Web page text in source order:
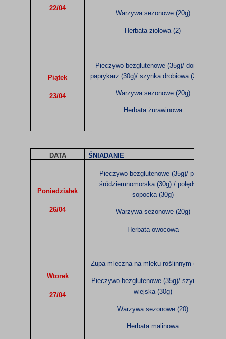
22/04
Warzywa sezonowe (20g)
Herbata ziołowa (2)
Piątek
23/04
Pieczywo bezglutenowe (35g)/ domowy
paprykarz (30g)/ szynka drobiowa (30g)
Warzywa sezonowe (20g)
Herbata żurawinowa
DATA ŚNIADANIE
Poniedziałek
26/04
Pieczywo bezglutenowe (35g)/ pasta
śródziemnomorska (30g) / polędwica
sopocka (30g)
Warzywa sezonowe (20g)
Herbata owocowa
Wtorek
27/04
Zupa mleczna na mleku roślinnym (200ml)
Pieczywo bezglutenowe (35g)/ szyneczka
wiejska (30g)
Warzywa sezonowe (20)
Herbata malinowa